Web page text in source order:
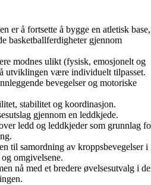
er å fortsette å bygge en atletisk base,
basketballferdigheter gjennom
modnes ulikt (fysisk, emosjonelt og
utviklingen være individuelt tilpasset.
bevegelser og motoriske
stabilitet og koordinasjon.
gjennom en leddkjede.
ledd og leddkjeder som grunnlag
til samordning av kroppsbevegelser i
omgivelsene.
nå med et bredere øvelsesutvalg i